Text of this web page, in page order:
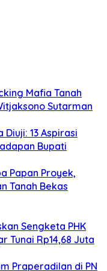
Mafia Tanah
Sutarman
13 Aspirasi
Bupati
Papan Proyek,
Tanah Bekas
Sengketa PHK
Tunai Rp14,68 Juta
Praperadilan di PN